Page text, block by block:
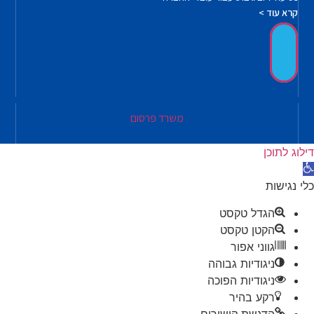
קרא עוד >
משרד פרסום
דילוג לתוכן
פתח סרגל נגישות
כלי נגישות
הגדל טקסט
הקטן טקסט
גווני אפור
ניגודיות גבוהה
ניגודיות הפוכה
רקע בהיר